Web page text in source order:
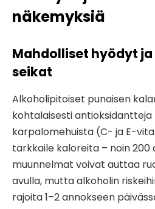
näkemyksiä
Mahdolliset hyödyt
seikat
Alkoholipitoiset punaisen
kohtalaisesti antioksidantteja
karpalomehuista (C- ja E-
tarkkaile kaloreita – noin 200
muunnelmat voivat auttaa
avulla, mutta alkoholin
rajoita 1–2 annokseen